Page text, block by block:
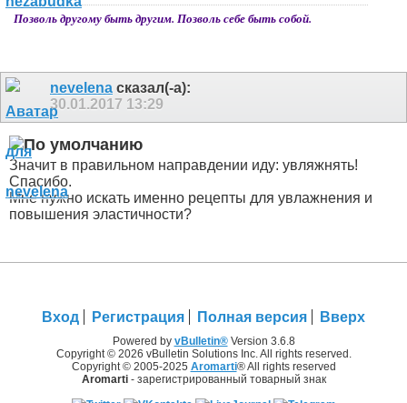
Позволь другому быть другим. Позволь себе быть собой.
nevelena сказал(-а):
30.01.2017 13:29
Значит в правильном направдении иду: увляжнять!
Спасибо.
Мне нужно искать именно рецепты для увлажнения и
повышения эластичности?
Вход Регистрация Полная версия Вверх
Powered by vBulletin®Version 3.6.8
Copyright © 2026 vBulletin Solutions Inc. All rights reserved.
Copyright © 2005-2025 Aromarti® All rights reserved
Aromarti- зарегистрированный товарный знак